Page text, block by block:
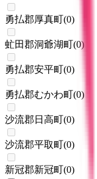
勇払郡厚真町(0)
虻田郡洞爺湖町(0)
勇払郡安平町(0)
勇払郡むかわ町(0)
沙流郡日高町(0)
沙流郡平取町(0)
新冠郡新冠町(0)